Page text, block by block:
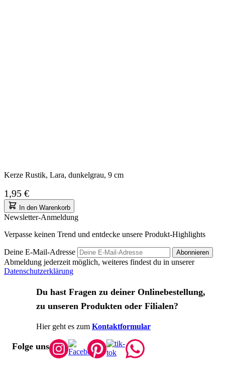
Kerze Rustik, Lara, dunkelgrau, 9 cm
1,95 €
In den Warenkorb
Newsletter-Anmeldung
Verpasse keinen Trend und entdecke unsere Produkt-Highlights
Deine E-Mail-Adresse Abonnieren
Abmeldung jederzeit möglich, weiteres findest du in unserer
Datenschutzerklärung
Du hast Fragen zu deiner Onlinebestellung,
zu unseren Produkten oder Filialen?
Hier geht es zum Kontaktformular
Folge uns